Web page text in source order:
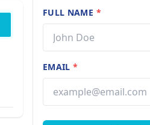
FULL NAME *
EMAIL*